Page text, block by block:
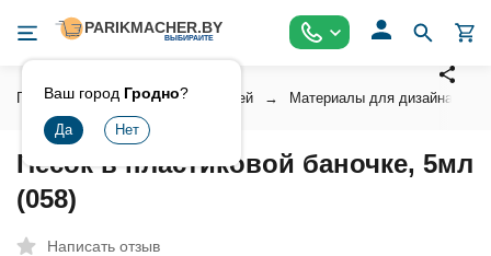
Ваш город Гродно?
Главная Косметика для ногтей Материалы для дизайна
Песок в пластиковой баночке, 5мл
(058)
Написать отзыв